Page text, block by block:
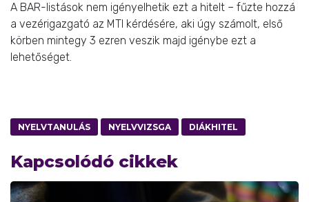
A BAR-listások nem igényelhetik ezt a hitelt – fűzte hozzá
a vezérigazgató az MTI kérdésére, aki úgy számolt, első
körben mintegy 3 ezren veszik majd igénybe ezt a
lehetőséget.
NYELVTANULÁS NYELVVIZSGA DIÁKHITEL
Kapcsolódó cikkek